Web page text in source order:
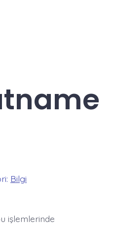
Bilgi
işlemlerinde